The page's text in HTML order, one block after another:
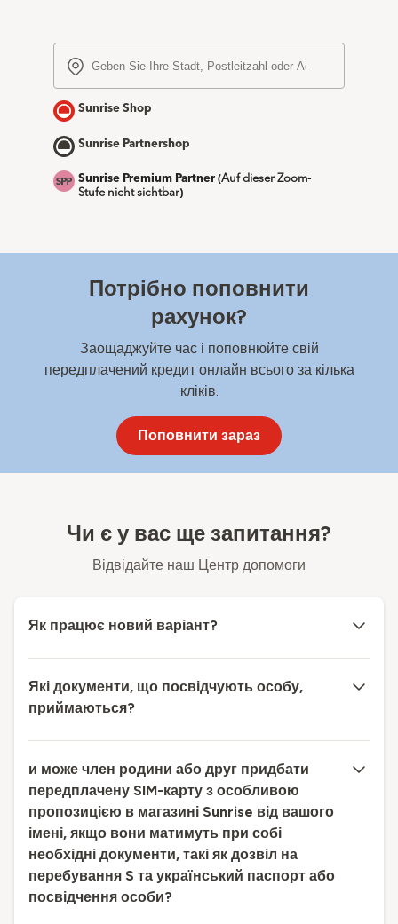
Потрібно поповнити
рахунок?
Заощаджуйте час і поповнюйте свій
передплачений кредит онлайн всього за кілька
кліків.
Поповнити зараз
Чи є у вас ще запитання?
Відвідайте наш Центр допомоги
Як працює новий варіант?
Які документи, що посвідчують особу,
приймаються?
и може член родини або друг придбати
передплачену SIM-карту з особливою
пропозицією в магазині Sunrise від вашого
імені, якщо вони матимуть при собі
необхідні документи, такі як дозвіл на
перебування S та український паспорт або
посвідчення особи?